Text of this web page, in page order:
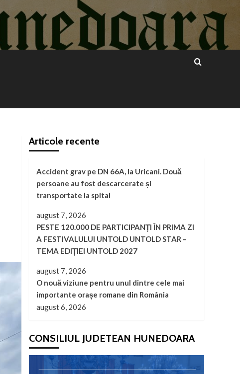
Articole recente
Accident grav pe DN 66A, la Uricani. Două
persoane au fost descarcerate și
transportate la spital
august 7, 2026
PESTE 120.000 DE PARTICIPANȚI ÎN PRIMA ZI
A FESTIVALULUI UNTOLD UNTOLD STAR –
TEMA EDIȚIEI UNTOLD 2027
august 7, 2026
O nouă viziune pentru unul dintre cele mai
importante orașe romane din România
august 6, 2026
CONSILIUL JUDETEAN HUNEDOARA